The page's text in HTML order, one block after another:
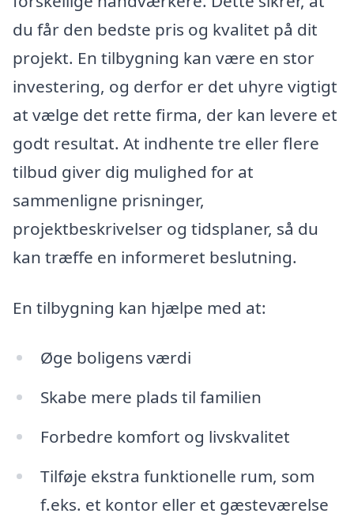
du får den bedste pris og kvalitet på dit
projekt. En tilbygning kan være en stor
investering, og derfor er det uhyre vigtigt
at vælge det rette firma, der kan levere et
godt resultat. At indhente tre eller flere
tilbud giver dig mulighed for at
sammenligne prisninger,
projektbeskrivelser og tidsplaner, så du
kan træffe en informeret beslutning.
En tilbygning kan hjælpe med at:
Øge boligens værdi
Skabe mere plads til familien
Forbedre komfort og livskvalitet
Tilføje ekstra funktionelle rum, som
f.eks. et kontor eller et gæsteværelse